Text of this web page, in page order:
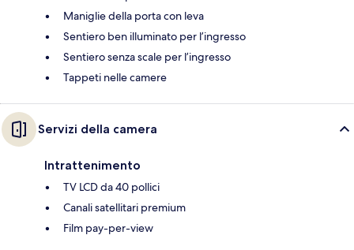
Maniglie della porta con leva
Sentiero ben illuminato per l’ingresso
Sentiero senza scale per l’ingresso
Tappeti nelle camere
Servizi della camera
Intrattenimento
TV LCD da 40 pollici
Canali satellitari premium
Film pay-per-view